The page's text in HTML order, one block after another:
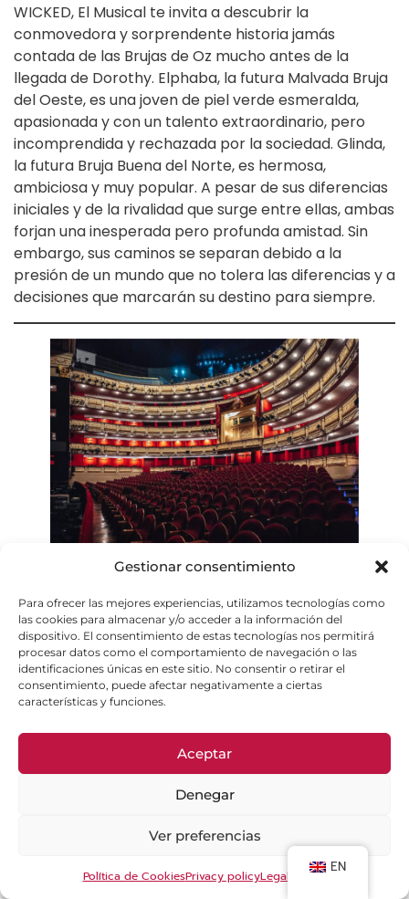
Gestionar consentimiento
Para ofrecer las mejores experiencias, utilizamos tecnologías como
las cookies para almacenar y/o acceder a la información del
dispositivo. El consentimiento de estas tecnologías nos permitirá
procesar datos como el comportamiento de navegación o las
identificaciones únicas en este sitio. No consentir o retirar el
consentimiento, puede afectar negativamente a ciertas
características y funciones.
Aceptar
Denegar
Ver preferencias
Política de CookiesPrivacy policyLegal Notice
WICKED, El Musical te invita a descubrir la
conmovedora y sorprendente historia jamás
contada de las Brujas de Oz mucho antes de la
llegada de Dorothy. Elphaba, la futura Malvada Bruja
del Oeste, es una joven de piel verde esmeralda,
apasionada y con un talento extraordinario, pero
incomprendida y rechazada por la sociedad. Glinda,
la futura Bruja Buena del Norte, es hermosa,
ambiciosa y muy popular. A pesar de sus diferencias
iniciales y de la rivalidad que surge entre ellas, ambas
forjan una inesperada pero profunda amistad. Sin
embargo, sus caminos se separan debido a la
presión de un mundo que no tolera las diferencias y a
decisiones que marcarán su destino para siempre.
TEATRO REAL–
Ventajas especiales
para socios
Hazte Amigo del Real
con FEDMA
Hemos creado una site para la Federación de
Comunidad de Madrid, en el que la Fundación Amigos
del Teatro Real detalla todas las ventajas y
desgravación asociadas a las membresías de
EN